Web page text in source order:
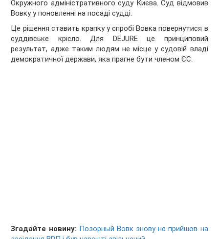
Окружного адміністративного суду Києва. Суд відмовив
Вовку у поновленні на посаді судді.
Це рішення ставить крапку у спробі Вовка повернутися в
суддівське крісло. Для DEJURE це принциповий
результат, адже таким людям не місце у судовій владі
демократичної держави, яка прагне бути членом ЄС.
Згадайте новину: Позорный Вовк знову не прийшов на